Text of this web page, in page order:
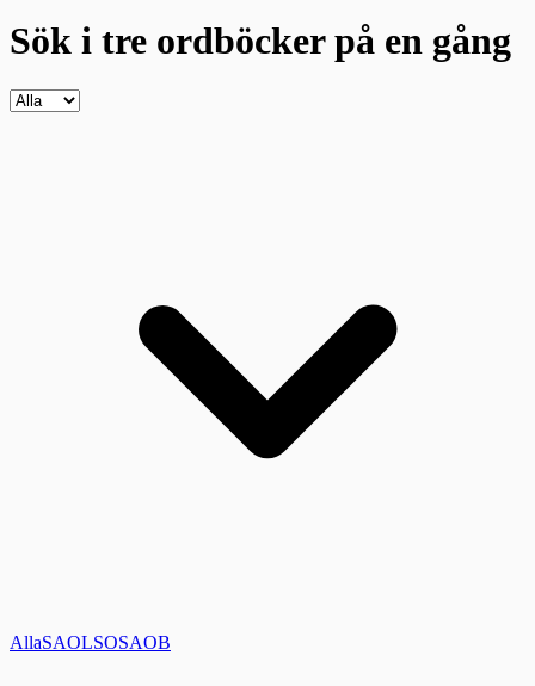
Sök i tre ordböckerpå en gång
AllaSAOLSOSAOB